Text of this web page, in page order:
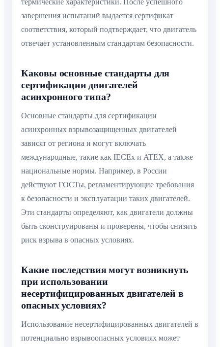
термические характеристики. После успешного
завершения испытаний выдается сертификат
соответствия, который подтверждает, что двигатель
отвечает установленным стандартам безопасности.
Каковы основные стандарты для
сертификации двигателей
асинхронного типа?
Основные стандарты для сертификации
асинхронных взрывозащищенных двигателей
зависят от региона и могут включать
международные, такие как IECEx и ATEX, а также
национальные нормы. Например, в России
действуют ГОСТы, регламентирующие требования
к безопасности и эксплуатации таких двигателей.
Эти стандарты определяют, как двигатели должны
быть сконструированы и проверены, чтобы снизить
риск взрыва в опасных условиях.
Какие последствия могут возникнуть
при использовании
несертифицированных двигателей в
опасных условиях?
Использование несертифицированных двигателей в
потенциально взрывоопасных условиях может